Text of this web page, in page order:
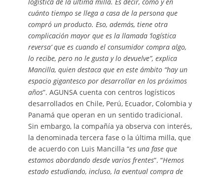
cuánto tiempo se llega a casa de la persona que
compró un producto. Eso, además, tiene otra
complicación mayor que es la llamada ‘logística
reversa’ que es cuando el consumidor compra algo,
lo recibe, pero no le gusta y lo devuelve”, explica
Mancilla, quien destaca que en este ámbito “hay un
espacio gigantesco por desarrollar en los próximos
años”. AGUNSA cuenta con centros logísticos
desarrollados en Chile, Perú, Ecuador, Colombia y
Panamá que operan en un sentido tradicional.
Sin embargo, la compañía ya observa con interés,
la denominada tercera fase o la última milla, que
de acuerdo con Luis Mancilla “es una fase que
estamos abordando desde varios frentes”. “Hemos
estado estudiando, incluso, la eventual compra de